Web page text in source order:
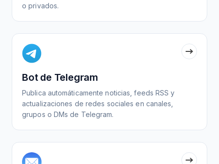
o privados.
Bot de Telegram
Publica automáticamente noticias, feeds RSS y
actualizaciones de redes sociales en canales,
grupos o DMs de Telegram.